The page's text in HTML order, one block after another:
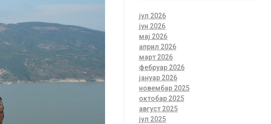
јул 2026
јун 2026
мај 2026
април 2026
март 2026
фебруар 2026
јануар 2026
новембар 2025
октобар 2025
август 2025
јул 2025